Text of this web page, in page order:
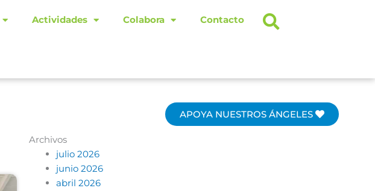
Actividades Colabora Contacto
APOYA NUESTROS ÁNGELES
Archivos
julio 2026
junio 2026
abril 2026